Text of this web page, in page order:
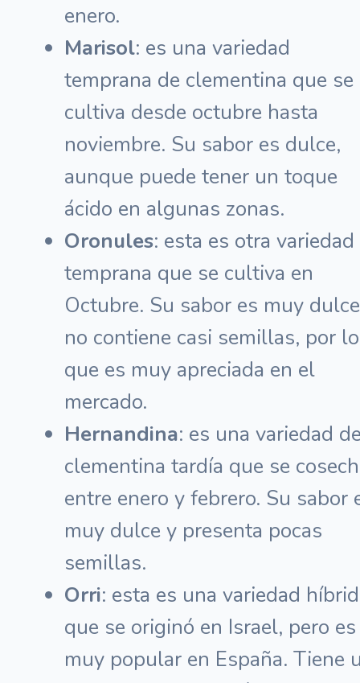
enero.
Marisol: es una variedad
temprana de clementina que se
cultiva desde octubre hasta
noviembre. Su sabor es dulce,
aunque puede tener un toque
ácido en algunas zonas.
Oronules: esta es otra variedad
temprana que se cultiva en
Octubre. Su sabor es muy
no contiene casi semillas, por lo
que es muy apreciada en el
mercado.
Hernandina: es una variedad
clementina tardía que se
entre enero y febrero. Su sabor
muy dulce y presenta pocas
semillas.
Orri: esta es una variedad
que se originó en Israel, pero es
muy popular en España. Tiene